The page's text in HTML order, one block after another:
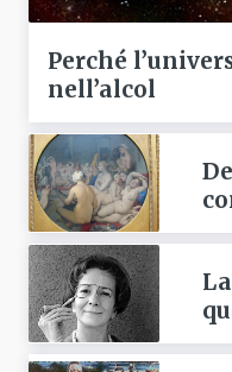
Perché
nell’alcol